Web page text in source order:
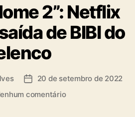
t
e
g
o
r
i
a
s
2”: Netflix
de BIBI do
D 20 de setembro de 2022
comentárioe